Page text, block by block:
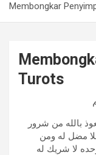
Membongkar
Turots
بالله من شرور
مضل له ومن
لا شريك له